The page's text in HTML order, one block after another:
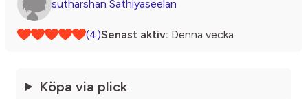
sutharshan Sathiyaseelan
(4)Senast aktiv: Denna vecka
Köpa via plick